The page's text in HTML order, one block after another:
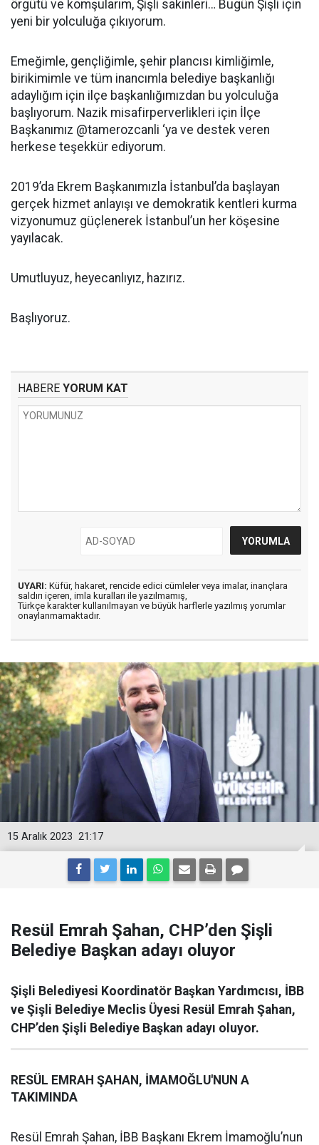
örgütü ve komşularım, Şişli sakinleri… Bugün Şişli için
yeni bir yolculuğa çıkıyorum.
Emeğimle, gençliğimle, şehir plancısı kimliğimle,
birikimimle ve tüm inancımla belediye başkanlığı
adaylığım için ilçe başkanlığımızdan bu yolculuğa
başlıyorum. Nazik misafirperverlikleri için İlçe
Başkanımız @tamerozcanli ‘ya ve destek veren
herkese teşekkür ediyorum.
2019’da Ekrem Başkanımızla İstanbul’da başlayan
gerçek hizmet anlayışı ve demokratik kentleri kurma
vizyonumuz güçlenerek İstanbul’un her köşesine
yayılacak.
Umutluyuz, heyecanlıyız, hazırız.
Başlıyoruz.
HABERE YORUM KAT
UYARI: Küfür, hakaret, rencide edici cümleler veya imalar, inançlara
saldırı içeren, imla kuralları ile yazılmamış,
Türkçe karakter kullanılmayan ve büyük harflerle yazılmış yorumlar
onaylanmamaktadır.
21:17
15 Aralık 2023
Resül Emrah Şahan, CHP’den Şişli
Belediye Başkan adayı oluyor
Şişli Belediyesi Koordinatör Başkan Yardımcısı, İBB
ve Şişli Belediye Meclis Üyesi Resül Emrah Şahan,
CHP’den Şişli Belediye Başkan adayı oluyor.
RESÜL EMRAH ŞAHAN, İMAMOĞLU'NUN A
TAKIMINDA
Resül Emrah Şahan, İBB Başkanı Ekrem İmamoğlu’nun